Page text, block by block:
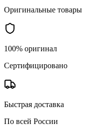
Оригинальные товары
100% оригинал
Сертифицировано
Быстрая доставка
По всей России